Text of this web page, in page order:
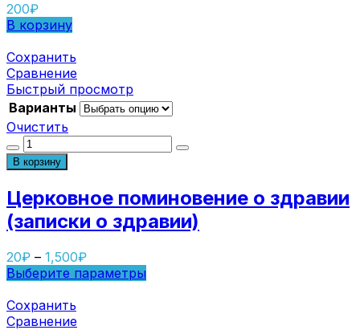
200₽
В корзину
Сохранить
Сравнение
Быстрый просмотр
Варианты
Очистить
Количество
товара
Церковное
поминовение
о
здравии
о
здравии)
В корзину
Церковное поминовение о здравии
(записки о здравии)
20₽ – 1,500₽
Выберите параметры
Сохранить
Сравнение